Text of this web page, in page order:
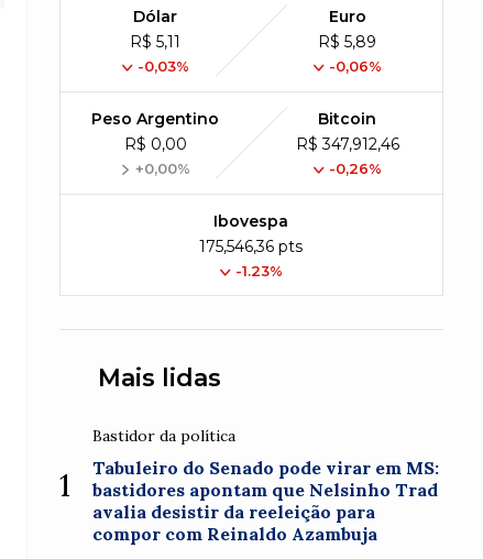
Dólar
R$ 5,11
-0,03%
Euro
R$ 5,89
-0,06%
Peso Argentino
R$ 0,00
+0,00%
Bitcoin
R$ 347,912,46
-0,26%
Ibovespa
175,546,36 pts
-1.23%
Mais lidas
1
Bastidor da política
Tabuleiro do Senado pode virar em MS:
bastidores apontam que Nelsinho Trad
avalia desistir da reeleição para
compor com Reinaldo Azambuja